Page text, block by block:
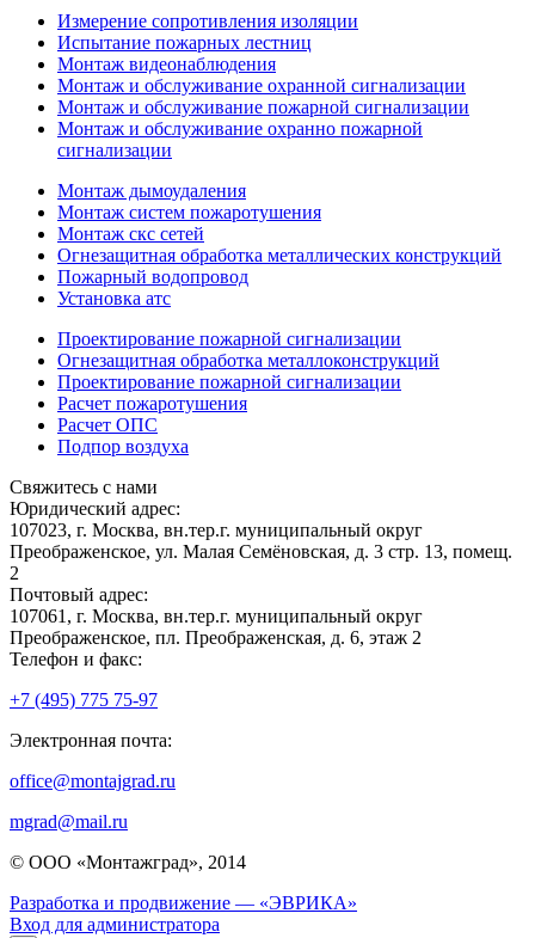
Измерение сопротивления изоляции
Испытание пожарных лестниц
Монтаж видеонаблюдения
Монтаж и обслуживание охранной сигнализации
Монтаж и обслуживание пожарной сигнализации
Монтаж и обслуживание охранно пожарной
сигнализации
Монтаж дымоудаления
Монтаж систем пожаротушения
Монтаж скс сетей
Огнезащитная обработка металлических конструкций
Пожарный водопровод
Установка атс
Проектирование пожарной сигнализации
Огнезащитная обработка металлоконструкций
Проектирование пожарной сигнализации
Расчет пожаротушения
Расчет ОПС
Подпор воздуха
Свяжитесь с нами
Юридический адрес:
107023, г. Москва, вн.тер.г. муниципальный округ
Преображенское, ул. Малая Семёновская, д. 3 стр. 13, помещ.
2
Почтовый адрес:
107061, г. Москва, вн.тер.г. муниципальный округ
Преображенское, пл. Преображенская, д. 6, этаж 2
Телефон и факс:
+7 (495) 775 75-97
Электронная почта:
office@montajgrad.ru
mgrad@mail.ru
© ООО «Монтажград», 2014
Разработка и продвижение — «ЭВРИКА»
Вход для администратора